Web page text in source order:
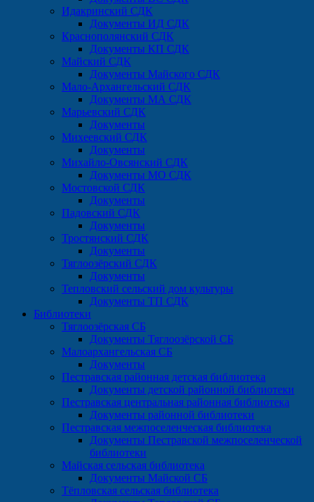
Идакринский СДК
Документы ИД СДК
Краснополянский СДК
Документы КП СДК
Майский СДК
Документы Майского СДК
Мало-Архангельский СДК
Документы МА СДК
Марьевский СДК
Документы
Михеевский СДК
Документы
Михайло-Овсянский СДК
Документы МО СДК
Мостовской СДК
Документы
Падовский СДК
Документы
Тростянский СДК
Документы
Тяглоозёрский СДК
Документы
Тепловский сельский дом культуры
Документы ТП СДК
Библиотеки
Тяглоозёрская СБ
Документы Тяглоозёрской СБ
Малоархангельская СБ
Документы
Пестравская районная детская библиотека
Документы детской районной библиотеки
Пестравская центральная районная библиотека
Документы районной библиотеки
Пестравская межпоселенческая библиотека
Документы Пестравской межпоселенческой
библиотеки
Майская сельская библиотека
Документы Майской СБ
Тёпловская сельская библиотека